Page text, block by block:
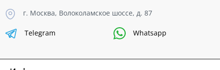
г. Москва, Волоколамское шоссе, д. 87
Telegram Whatsapp